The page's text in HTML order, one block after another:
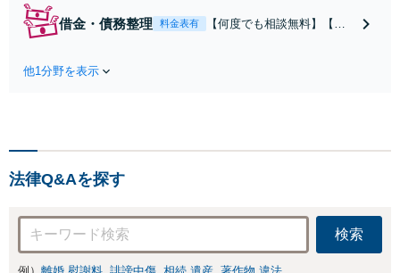
い」「子供の未来
借金・債務整理 料金表有
【何度でも相談無料】【青
りで悩まずに、お気軽に弁
他1分野を表示
法律Q&Aを探す
検索
例） 離婚 慰謝料 誹謗中傷 相続 遺産 著作物 違法